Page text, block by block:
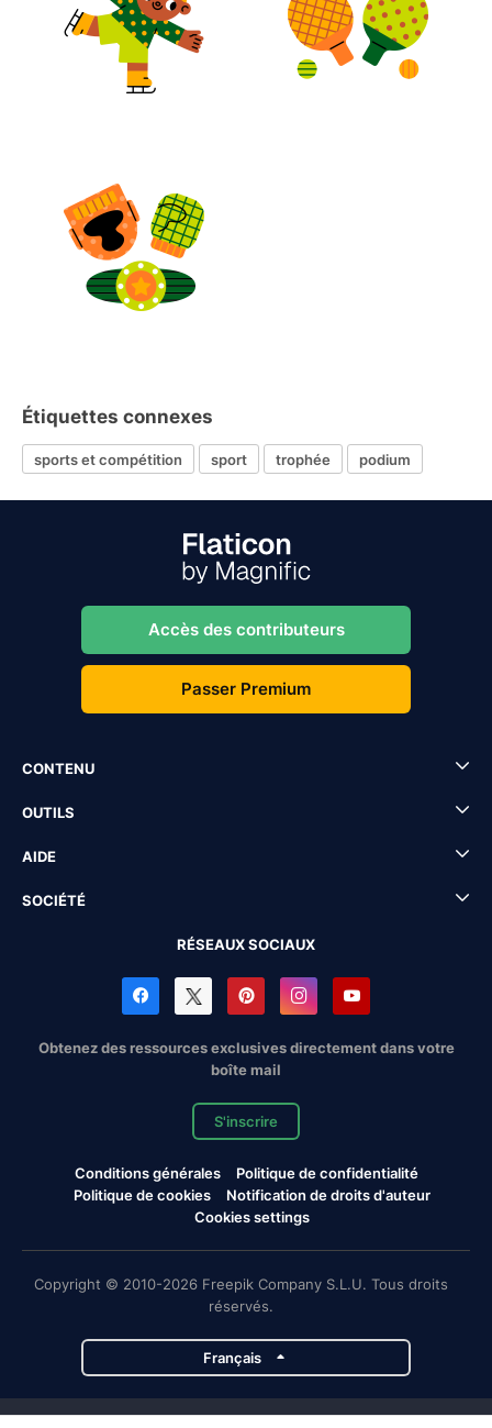
Étiquettes connexes
sports et compétition sport trophée podium
Accès des contributeurs
Passer Premium
CONTENU
OUTILS
AIDE
SOCIÉTÉ
RÉSEAUX SOCIAUX
Obtenez des ressources exclusives directement dans votre
boîte mail
S'inscrire
Conditions générales
Politique de confidentialité
Politique de cookies
Notification de droits d'auteur
Cookies settings
Copyright © 2010-2026 Freepik Company S.L.U. Tous droits
réservés.
Français